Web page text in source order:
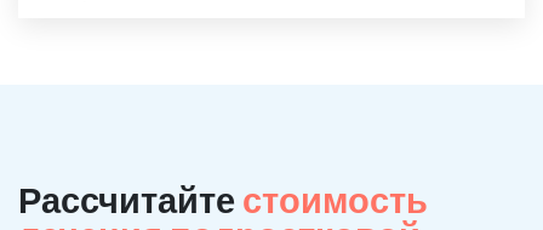
Рассчитайте стоимость